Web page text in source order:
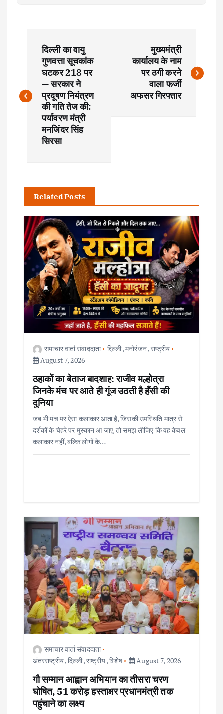
s
v
g
a
o
दिल्ली का वायु
गुणवत्ता सूचकांक
घटकर 218 पर
— सरकार ने
प्रदूषण नियंत्रण
की गति तेज की:
पर्यावरण मंत्री
मनजिंदर सिंह
सिरसा
मुख्यमंत्री
कार्यालय के नाम
पर ठगी करने
वाला फर्जी
अफसर गिरफ्तार
Related Posts
समाचार वार्ता संवाददाता दिल्ली,मनोरंजन,राष्ट्रीय
August 7, 2026
ठहाकों का बेताज बादशाह: राजीव मल्होत्रा —
जिनके मंच पर आते ही गूंज उठती है हँसी की
दुनिया
जब भी मंच पर ऐसा कलाकार आता है, जिसकी उपस्थिति मात्र से
दर्शकों के चेहरे पर मुस्कान आ जाए, तो समझ लीजिए कि वह केवल
कलाकार नहीं, बल्कि लोगों के…
समाचार वार्ता संवाददाता
अंतरराष्ट्रीय,दिल्ली,राष्ट्रीय,विशेष August 7, 2026
गौ सम्मान आह्वान अभियान का तीसरा चरण
घोषित, 51 करोड़ हस्ताक्षर प्रधानमंत्री तक
पहुंचाने का लक्ष्य